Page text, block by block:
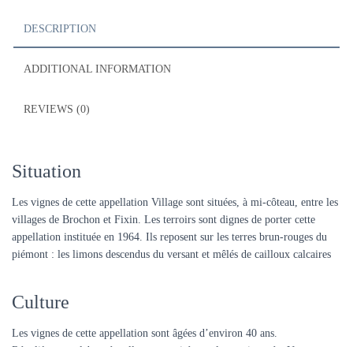
DESCRIPTION
ADDITIONAL INFORMATION
REVIEWS (0)
Situation
Les vignes de cette appellation Village sont situées, à mi-côteau, entre les
villages de Brochon et Fixin. Les terroirs sont dignes de porter cette
appellation instituée en 1964. Ils reposent sur les terres brun-rouges du
piémont : les limons descendus du versant et mêlés de cailloux calcaires
Culture
Les vignes de cette appellation sont âgées d’environ 40 ans.